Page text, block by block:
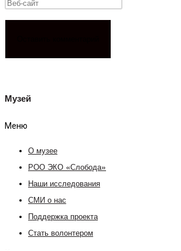
Музей
Меню
О музее
РОО ЭКО «Слобода»
Наши исследования
СМИ о нас
Поддержка проекта
Стать волонтером